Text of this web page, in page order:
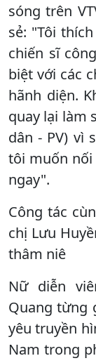
sóng trên
sẻ: "Tôi
chiến sĩ
biệt với các
hãnh diện.
quay lại làm
dân - PV) vì
tôi muốn nối
ngay".
Công tác
chị Lưu
thâm niê
Nữ diễn
Quang từng
yêu truyền
Nam trong